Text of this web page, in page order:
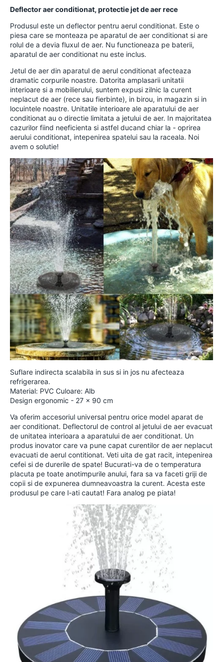
Deflector aer conditionat, protectie jet de aer rece
Produsul este un deflector pentru aerul conditionat. Este o
piesa care se monteaza pe aparatul de aer conditionat si are
rolul de a devia fluxul de aer. Nu functioneaza pe baterii,
aparatul de aer conditionat nu este inclus.
Jetul de aer din aparatul de aerul conditionat afecteaza
dramatic corpurile noastre. Datorita amplasarii unitatii
interioare si a mobilierului, suntem expusi zilnic la curent
neplacut de aer (rece sau fierbinte), in birou, in magazin si in
locuintele noastre. Unitatile interioare ale aparatului de aer
conditionat au o directie limitata a jetului de aer. In majoritatea
cazurilor fiind neeficienta si astfel ducand chiar la - oprirea
aerului conditionat, intepenirea spatelui sau la raceala. Noi
avem o solutie!
Suflare indirecta scalabila in sus si in jos nu afecteaza
refrigerarea.
Material: PVC Culoare: Alb
Design ergonomic​ - 27 x 90 cm
Va oferim accesoriul universal pentru orice model aparat de
aer conditionat. Deflectorul de control al jetului de aer evacuat
de unitatea interioara a aparatului de aer conditionat. Un
produs inovator care va pune capat curentilor de aer neplacut
evacuati de aerul contitionat. Veti uita de gat racit, intepenirea
cefei si de durerile de spate! Bucurati-va de o temperatura
placuta pe toate anotimpurile anului, fara sa va faceti griji de
copii si de expunerea dumneavoastra la curent. Acesta este
produsul pe care l-ati cautat! Fara analog pe piata!